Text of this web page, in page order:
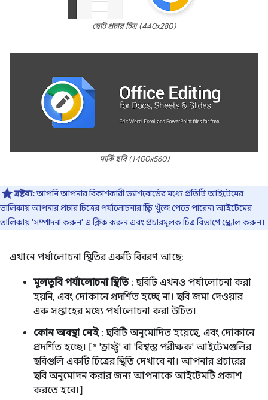
ছোট প্রচার চিত্র (440x280)
মার্কি ছবি (1400x560)
দ্রষ্টব্য:আপনি আপনার বিকাশকারী ড্যাশবোর্ডের মধ্যে প্রতিটি আইটেমের
তালিকায় আপনার প্রচার চিত্রের পর্যালোচনার স্থিতি খুঁজে পেতে পারেন৷ আইটেমের
তালিকায় 'সম্পাদনা করুন' এ ক্লিক করুন এবং প্রচারমূলক চিত্র বিভাগে স্ক্রোল করুন।
এখানে পর্যালোচনা স্থিতির একটি বিবরণ আছে:
মুলতুবি পর্যালোচনা স্থিতি: ছবিটি এখনও পর্যালোচনা করা
হয়নি, এবং দোকানে প্রদর্শিত হচ্ছে না। ছবি জমা দেওয়ার
এক সপ্তাহের মধ্যে পর্যালোচনা করা উচিত।
কোন অবস্থা নেই: ছবিটি অনুমোদিত হয়েছে, এবং দোকানে
প্রদর্শিত হচ্ছে। [* 'ড্রাফ্ট' বা 'বিশ্বস্ত পরীক্ষক' আইটেমগুলির
ছবিগুলি একটি চিত্রের স্থিতি দেখাবে না। আপনার প্রচারের
ছবি অনুমোদন করার জন্য আপনাকে আইটেমটি প্রকাশ
করতে হবে।]